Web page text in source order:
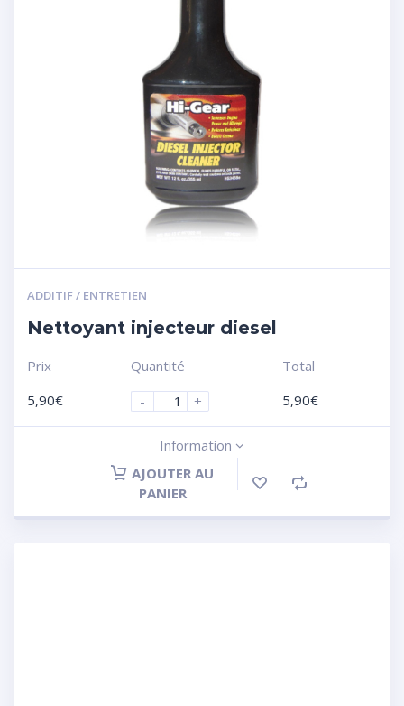
ADDITIF / ENTRETIEN
Nettoyant injecteur diesel
Prix
5,90€
Quantité
-
+
Total
5,90€
Information
AJOUTER AU
PANIER